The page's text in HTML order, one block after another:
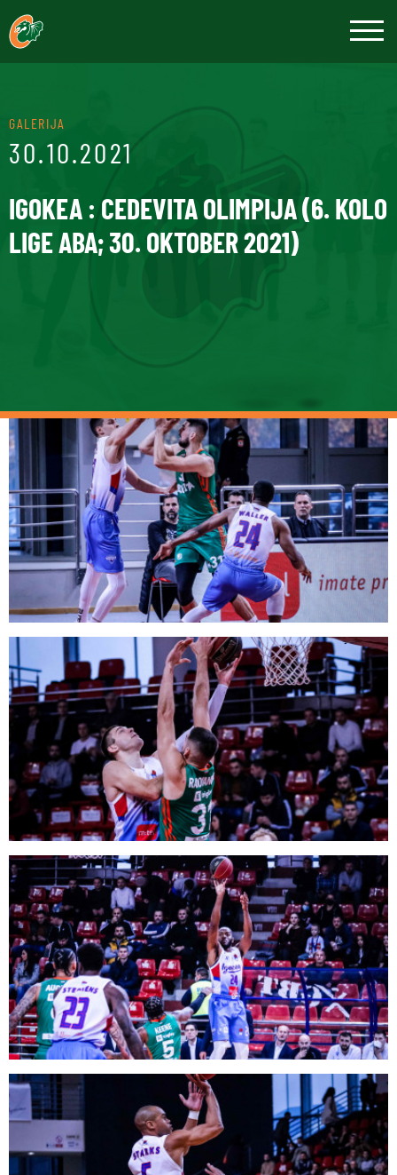
GALERIJA
30.10.2021
IGOKEA : CEDEVITA OLIMPIJA (6. KOLO
LIGE ABA; 30. OKTOBER 2021)